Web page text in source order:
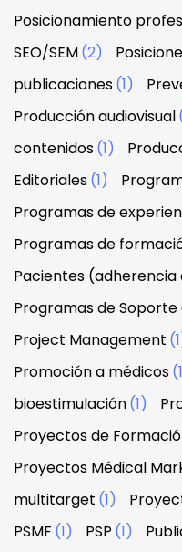
Posicionamiento
SEO/SEM(2)
publicaciones(1)
Producción audiovisual
contenidos(1)
Editoriales(1)
Programas de
Programas de
Pacientes
Programas de Soporte
Project Management
Promoción a médicos
bioestimulación(1)
Proyectos de
Proyectos Médical
multitarget (1)
PSMF (1) PSP (1)